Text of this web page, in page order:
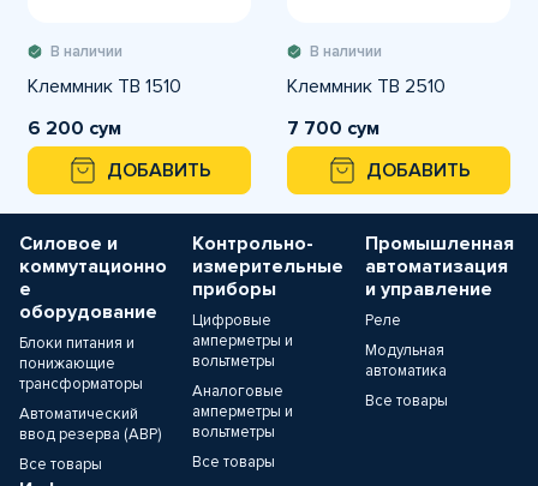
В наличии
Клеммник ТВ 1510
6 200 сум
ДОБАВИТЬ
В наличии
Клеммник ТВ 2510
7 700 сум
ДОБАВИТЬ
Силовое и
коммутационно
е
оборудование
Блоки питания и
понижающие
трансформаторы
Автоматический
ввод резерва (АВР)
Все товары
Контрольно-
измерительные
приборы
Цифровые
амперметры и
вольтметры
Аналоговые
амперметры и
вольтметры
Все товары
Промышленная
автоматизация
и управление
Реле
Модульная
автоматика
Все товары